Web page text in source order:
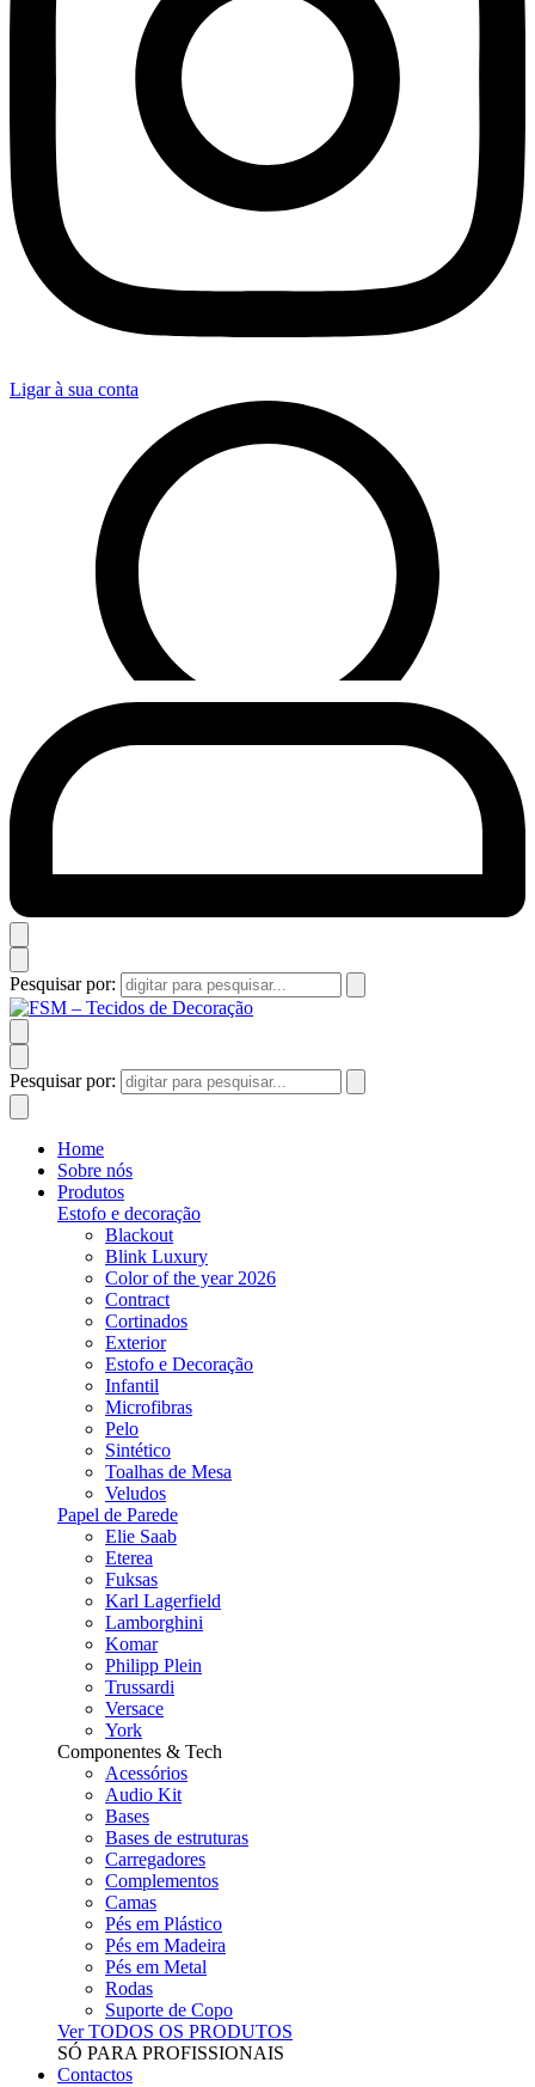
Ligar à sua conta
Pesquisar por:
Pesquisar por:
Home
Sobre nós
Produtos
Estofo e decoração
Blackout
Blink Luxury
Color of the year 2026
Contract
Cortinados
Exterior
Estofo e Decoração
Infantil
Microfibras
Pelo
Sintético
Toalhas de Mesa
Veludos
Papel de Parede
Elie Saab
Eterea
Fuksas
Karl Lagerfield
Lamborghini
Komar
Philipp Plein
Trussardi
Versace
York
Componentes & Tech
Acessórios
Audio Kit
Bases
Bases de estruturas
Carregadores
Complementos
Camas
Pés em Plástico
Pés em Madeira
Pés em Metal
Rodas
Suporte de Copo
Ver TODOS OS PRODUTOS
SÓ PARA PROFISSIONAIS
Contactos